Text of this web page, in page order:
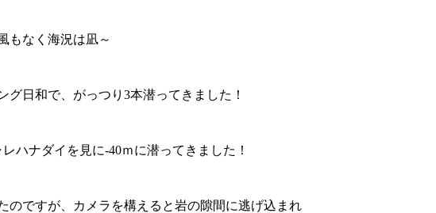
もなく海況は凪～
グ日和で、がっつり3本潜ってきました！
ハナダイを見に-40ｍに潜ってきました！
のですが、カメラを構えると岩の隙間に逃げ込まれ